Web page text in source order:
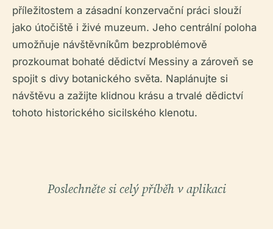
příležitostem a zásadní konzervační práci slouží
jako útočiště i živé muzeum. Jeho centrální poloha
umožňuje návštěvníkům bezproblémově
prozkoumat bohaté dědictví Messiny a zároveň se
spojit s divy botanického světa. Naplánujte si
návštěvu a zažijte klidnou krásu a trvalé dědictví
tohoto historického sicilského klenotu.
Poslechněte si celý příběh v aplikaci